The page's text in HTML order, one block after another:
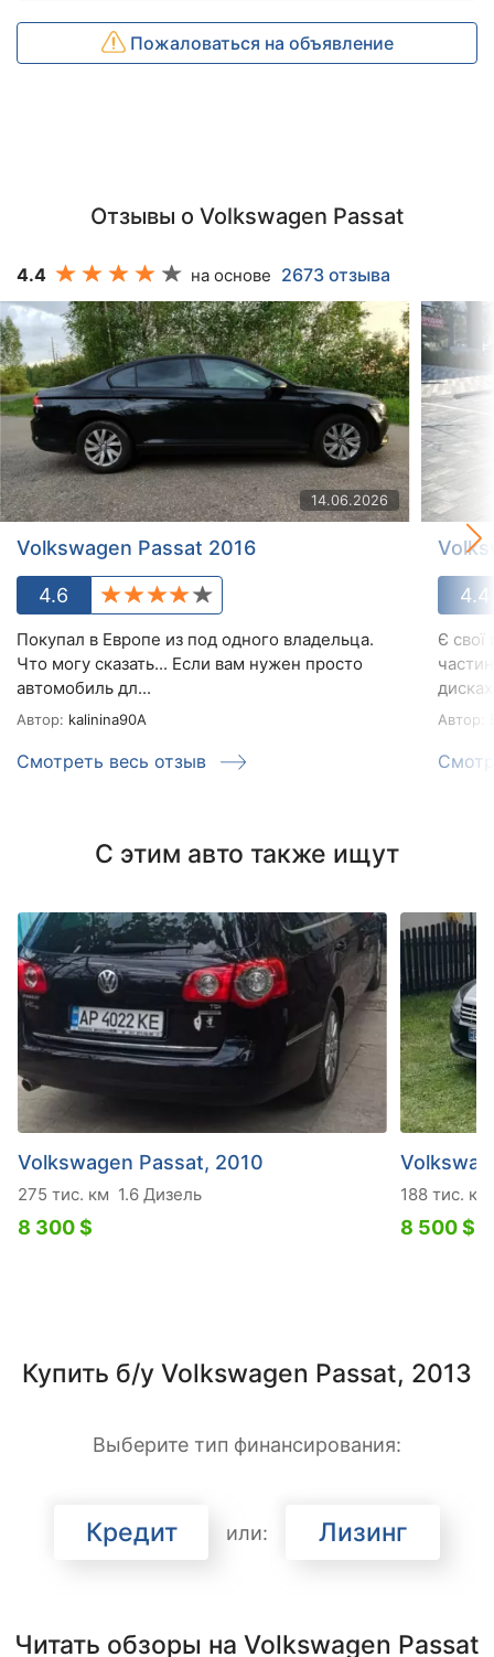
Пожаловаться на объявление
Отзывы о Volkswagen Passat
4.4 на основе 2673 отзыва
14.06.2026
Volkswagen Passat 2016
4.6
Покупал в Европе из под одного владельца.
Что могу сказать... Если вам нужен просто
автомобиль дл...
Автор: kalinina90A
Смотреть весь отзыв
4.4
Є свої
Автор:
С этим авто также ищут
Volkswagen Passat, 2010
275 тис. км 1.6 Дизель
8 300 $
188 тис. км
8 500 $
Купить б/у Volkswagen Passat, 2013
Выберите тип финансирования:
Кредит или: Лизинг
Читать обзоры на Volkswagen Passat